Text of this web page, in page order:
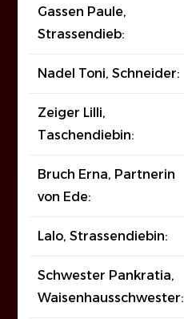
Gassen Paule,
Strassendieb:
Nadel Toni, Schneider:
Zeiger Lilli,
Taschendiebin:
Bruch Erna, Partnerin
von Ede:
Lalo, Strassendiebin:
Schwester Pankratia,
Waisenhausschwester: